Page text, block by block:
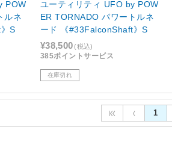
POW
ルネ
S
ユーティリティ UFO by POW
ER TORNADO パワートルネ
ード 《#33FalconShaft》S
¥38,500(税込)
385ポイントサービス
在庫切れ
1